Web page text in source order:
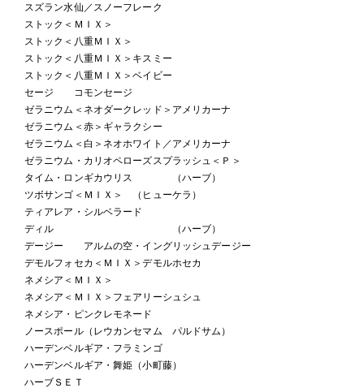
スズラン水仙／スノーフレーク
ストック＜ＭＩＸ＞
ストック＜八重ＭＩＸ＞
ストック＜八重ＭＩＸ＞キスミー
ストック＜八重ＭＩＸ＞ベイビー
セージ コモンセージ
ゼラニウム＜ネオダークレッド＞アメリカーナ
ゼラニウム＜赤＞ギャラクシー
ゼラニウム＜白＞ネオホワイト／アメリカーナ
ゼラニウム・カリオペローズスプラッシュ＜Ｐ＞
タイム・ロンギカウリス （ハーブ）
ツボサンゴ＜ＭＩＸ＞ （ヒューケラ）
ティアレア・シルベラード
ディル （ハーブ）
デージー アルムの空・イングリッシュデージー
デモルフォセカ＜ＭＩＸ＞デモルホセカ
ネメシア＜ＭＩＸ＞
ネメシア＜ＭＩＸ＞フェアリーシュシュ
ネメシア・ピンクレモネード
ノースポール（レウカンセマム パルドサム）
ハーデンベルギア・フラミンゴ
ハーデンベルギア・舞姫（小町藤）
ハーブＳＥＴ